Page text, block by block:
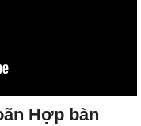
Hợp bàn